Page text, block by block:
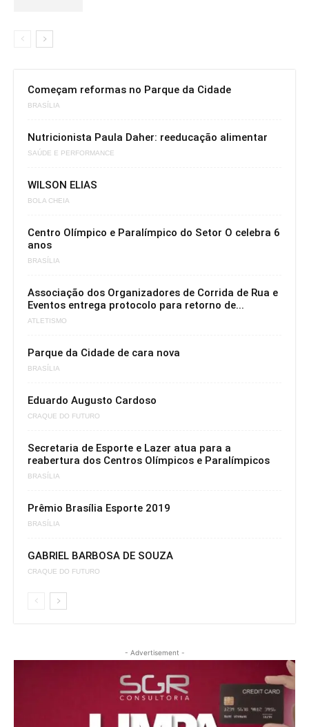
Começam reformas no Parque da Cidade
BRASÍLIA
Nutricionista Paula Daher: reeducação alimentar
SAÚDE E PERFORMANCE
WILSON ELIAS
BOLA CHEIA
Centro Olímpico e Paralímpico do Setor O celebra 6
anos
BRASÍLIA
Associação dos Organizadores de Corrida de Rua e
Eventos entrega protocolo para retorno de...
ATLETISMO
Parque da Cidade de cara nova
BRASÍLIA
Eduardo Augusto Cardoso
CRAQUE DO FUTURO
Secretaria de Esporte e Lazer atua para a
reabertura dos Centros Olímpicos e Paralímpicos
BRASÍLIA
Prêmio Brasília Esporte 2019
BRASÍLIA
GABRIEL BARBOSA DE SOUZA
CRAQUE DO FUTURO
- Advertisement -